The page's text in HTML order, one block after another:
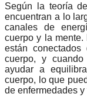
Según la teoría
encuentran a lo
canales de
cuerpo y la
están
cuerpo, y cuando
ayudar a
cuerpo, lo que
de enfermedades y